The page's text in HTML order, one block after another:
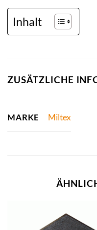
Inhalt
ZUSÄTZLICHE
MARKE Miltex